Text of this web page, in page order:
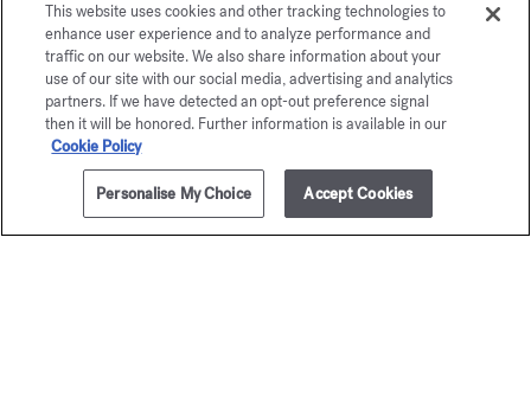
AÑADIR A LA CESTA 285,00 €
Para disfrutar de un momento de bienestar y prolongar la
estela de su fragancia, complete su ritual perfumado con los
demás productos Baccarat Rouge 540:
el gel espumoso para las manos y el cuerpo,
el aceite corporalyel jabón sólido.
DESCUBRIR
This website uses cookies and other tracking technologies to
enhance user experience and to analyze performance and
traffic on our website. We also share information about your
use of our site with our social media, advertising and analytics
partners. If we have detected an opt-out preference signal
then it will be honored. Further information is available in our
Cookie Policy
Personalise My Choice Accept Cookies